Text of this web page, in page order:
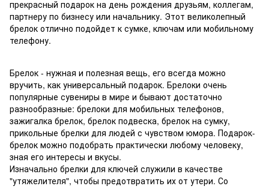
прекрасный подарок на день рождения друзьям, коллегам,
партнеру по бизнесу или начальнику. Этот великолепный
брелок отлично подойдет к сумке, ключам или мобильному
телефону.
Брелок - нужнaя и полезная вещь, его всегда можно
вручить, как универсальный подарок. Брелоки очень
популярные сувениры в мире и бывают достаточно
разнообразные: брелоки для мобильных телефонов,
зажигалка брелок, брелок подвеска, брелок на сумку,
прикольные брелки для людей с чувством юмора. Подарок-
брелок можно подобрать практически любому человеку,
зная его интересы и вкусы.
Изначально брелки для ключей служили в качестве
"утяжелителя", чтобы предотвратить их от утери. Со